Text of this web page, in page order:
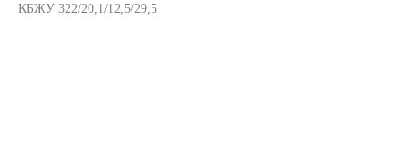
КБЖУ 322/20,1/12,5/29,5